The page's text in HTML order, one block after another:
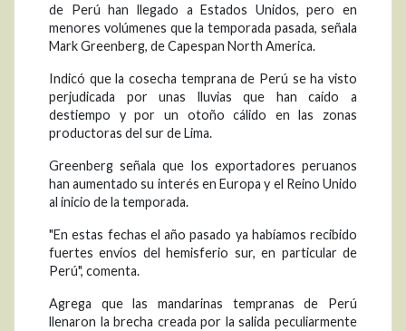
de Perú han llegado a Estados Unidos, pero en
menores volúmenes que la temporada pasada, señala
Mark Greenberg, de Capespan North America.
Indicó que la cosecha temprana de Perú se ha visto
perjudicada por unas lluvias que han caído a
destiempo y por un otoño cálido en las zonas
productoras del sur de Lima.
Greenberg señala que los exportadores peruanos
han aumentado su interés en Europa y el Reino Unido
al inicio de la temporada.
"En estas fechas el año pasado ya habíamos recibido
fuertes envíos del hemisferio sur, en particular de
Perú", comenta.
Agrega que las mandarinas tempranas de Perú
llenaron la brecha creada por la salida peculiarmente